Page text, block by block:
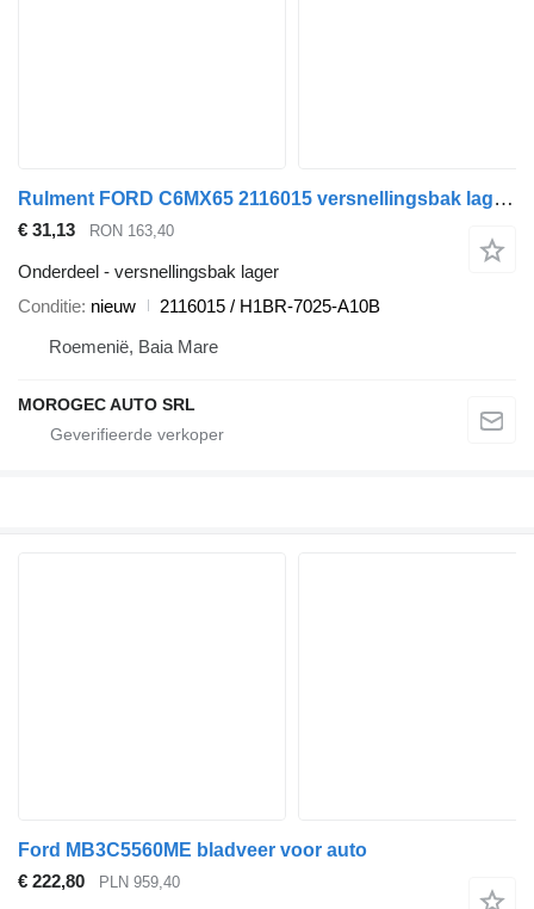
Rulment FORD C6MX65 2116015 versnellingsbak lager voor Ford auto
€ 31,13 RON 163,40
Onderdeel - versnellingsbak lager
Conditie nieuw
2116015 / H1BR-7025-A10B
Roemenië, Baia Mare
MOROGEC AUTO SRL
Ford MB3C5560ME bladveer voor auto
€ 222,80
PLN 959,40